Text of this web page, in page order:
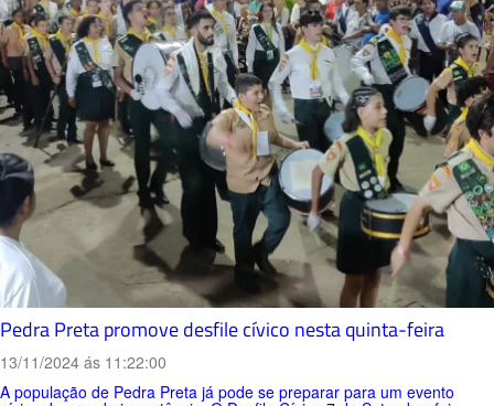
Pedra Preta promove desfile cívico nesta quinta-feira
13/11/2024 ás 11:22:00
A população de Pedra Preta já pode se preparar para um evento